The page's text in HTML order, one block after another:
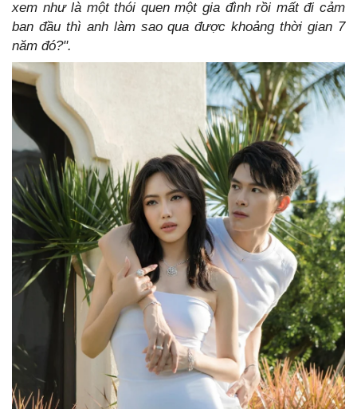
xem như là một thói quen một gia đình rồi mất đi cảm
ban đầu thì anh làm sao qua được khoảng thời gian 7
năm đó?".